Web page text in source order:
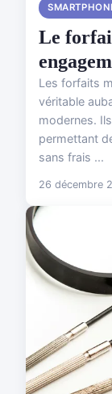
Le
Les forfaits
véritable
modernes.
permettant
sans frais ...
26 décembre